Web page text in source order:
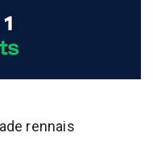
rennais